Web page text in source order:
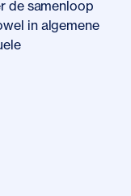
de samenloop
in algemene